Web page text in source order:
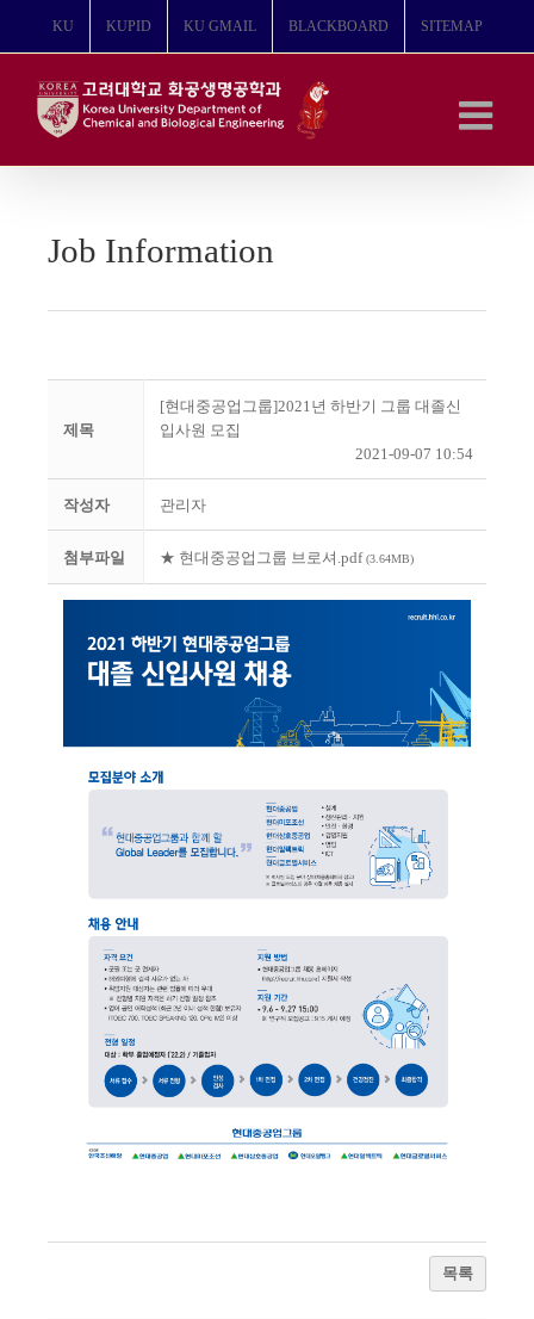
뛰
KU KUPID KU GMAIL BLACKBOARD SITEMAP
Job Information
제목
[현대중공업그룹]2021년 하반기 그룹 대졸신
입사원 모집
2021-09-07 10:54
작성자 관리자
첨부파일 ★ 현대중공업그룹 브로셔.pdf(3.64MB)
목록